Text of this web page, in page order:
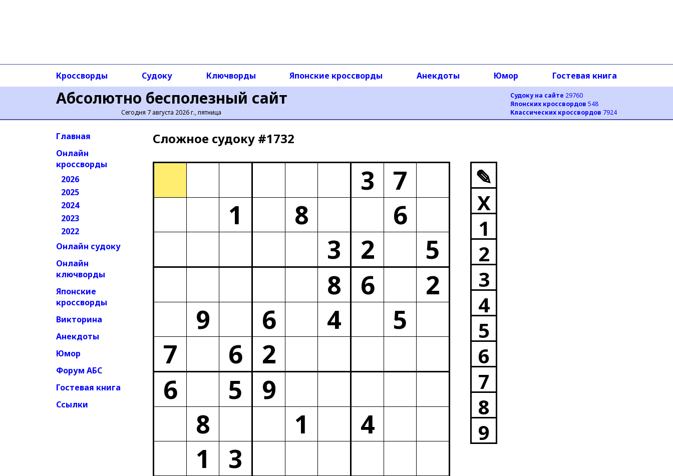
Абсолютно бесполезный сайт
Сегодня 7 августа 2026 г., пятница
Судоку на сайте 29760
Японских кроссвордов 548
Классических кроссвордов 7924
Кроссворды Судоку Ключворды Японские кроссворды Анекдоты Юмор Гостевая книга
Главная
Онлайн
кроссворды
2026
2025
2024
2023
2022
Онлайн судоку
Онлайн
ключворды
Японские
кроссворды
Викторина
Анекдоты
Юмор
Форум АБС
Гостевая книга
Ссылки
Сложное cудоку #1732
3 7
1
8
6
3
2
5
8
6
2
9
6 4
5
7
6
2
6
5
9
8
1
4
1
3
✎
X
1
2
3
4
5
6
7
8
9